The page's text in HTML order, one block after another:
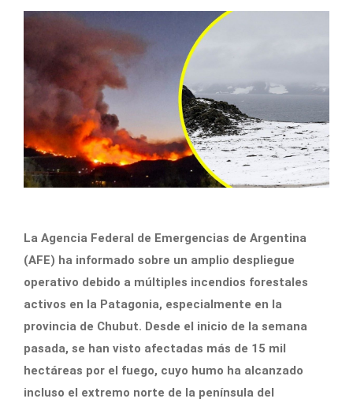
La Agencia Federal de Emergencias de Argentina
(AFE) ha informado sobre un amplio despliegue
operativo debido a múltiples incendios forestales
activos en la Patagonia, especialmente en la
provincia de Chubut. Desde el inicio de la semana
pasada, se han visto afectadas más de 15 mil
hectáreas por el fuego, cuyo humo ha alcanzado
incluso el extremo norte de la península del